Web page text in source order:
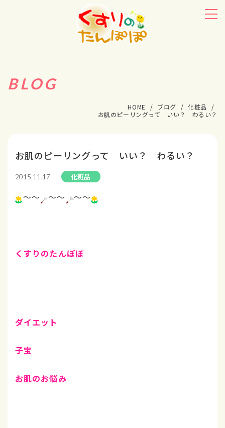
BLOG
HOME ブログ
化粧品
お肌のピーリングって いい？ わるい？
お肌のピーリングって いい？ わるい？
2015.11.17 化粧品
～～ ～～ ～～
くすりのたんぽぽ
ダイエット
子宝
お肌のお悩み